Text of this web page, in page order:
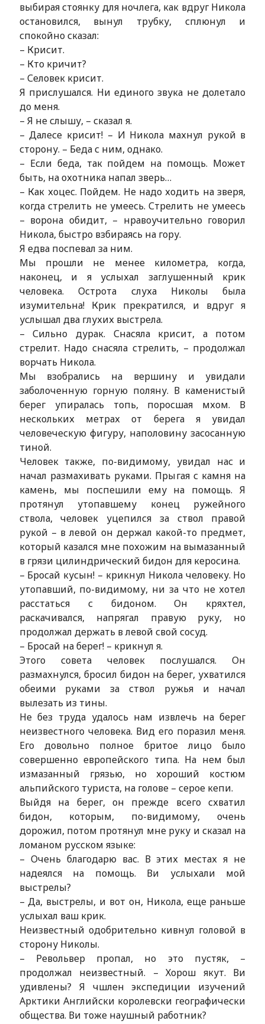
выбирая стоянку для ночлега, как вдруг Никола
остановился, вынул трубку, сплюнул и
спокойно сказал:
– Крисит.
– Кто кричит?
– Селовек крисит.
Я прислушался. Ни единого звука не долетало
до меня.
– Я не слышу, – сказал я.
– Далесе крисит! – И Никола махнул рукой в
сторону. – Беда с ним, однако.
– Если беда, так пойдем на помощь. Может
быть, на охотника напал зверь…
– Как хоцес. Пойдем. Не надо ходить на зверя,
когда стрелить не умеесь. Стрелить не умеесь
– ворона обидит, – нравоучительно говорил
Никола, быстро взбираясь на гору.
Я едва поспевал за ним.
Мы прошли не менее километра, когда,
наконец, и я услыхал заглушенный крик
человека. Острота слуха Николы была
изумительна! Крик прекратился, и вдруг я
услышал два глухих выстрела.
– Сильно дурак. Снасяла крисит, а потом
стрелит. Надо снасяла стрелить, – продолжал
ворчать Никола.
Мы взобрались на вершину и увидали
заболоченную горную поляну. В каменистый
берег упиралась топь, поросшая мхом. В
нескольких метрах от берега я увидал
человеческую фигуру, наполовину засосанную
тиной.
Человек также, по-видимому, увидал нас и
начал размахивать руками. Прыгая с камня на
камень, мы поспешили ему на помощь. Я
протянул утопавшему конец ружейного
ствола, человек уцепился за ствол правой
рукой – в левой он держал какой-то предмет,
который казался мне похожим на вымазанный
в грязи цилиндрический бидон для керосина.
– Бросай кусын! – крикнул Никола человеку. Но
утопавший, по-видимому, ни за что не хотел
расстаться с бидоном. Он кряхтел,
раскачивался, напрягал правую руку, но
продолжал держать в левой свой сосуд.
– Бросай на берег! – крикнул я.
Этого совета человек послушался. Он
размахнулся, бросил бидон на берег, ухватился
обеими руками за ствол ружья и начал
вылезать из тины.
Не без труда удалось нам извлечь на берег
неизвестного человека. Вид его поразил меня.
Его довольно полное бритое лицо было
совершенно европейского типа. На нем был
измазанный грязью, но хороший костюм
альпийского туриста, на голове – серое кепи.
Выйдя на берег, он прежде всего схватил
бидон, которым, по-видимому, очень
дорожил, потом протянул мне руку и сказал на
ломаном русском языке:
– Очень благодарю вас. В этих местах я не
надеялся на помощь. Ви услыхали мой
выстрелы?
– Да, выстрелы, и вот он, Никола, еще раньше
услыхал ваш крик.
Неизвестный одобрительно кивнул головой в
сторону Николы.
– Револьвер пропал, но это пустяк, –
продолжал неизвестный. – Хорош якут. Ви
удивлены? Я чшлен экспедиции изучений
Арктики Английски королевски географически
общества. Ви тоже наушный работник?